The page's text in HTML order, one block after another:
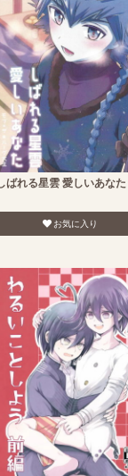
ばれる星雲 愛しいあなた
お気に入り